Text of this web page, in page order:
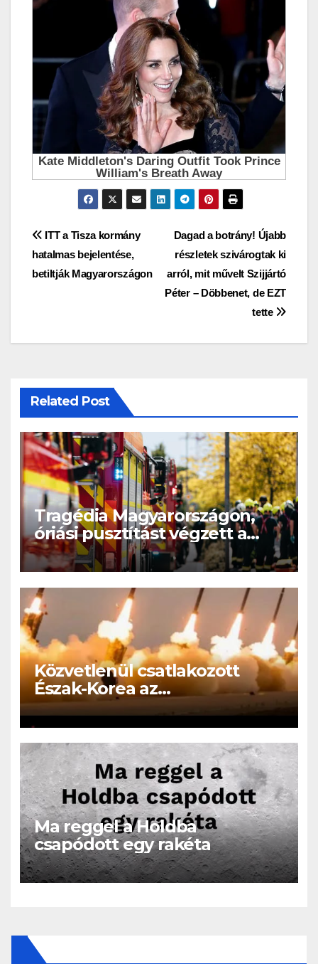
Bejegyzés
navigáció
Dagad a botrány! Újabb
részletek szivárogtak ki
arról, mit művelt Szijjártó
Péter – Döbbenet, de EZT
tette
ITT a Tisza kormány
hatalmas bejelentése,
betiltják Magyarországon
Related Post
Tragédia Magyarországon,
óriási pusztítást végzett a
tűzvész: leégett házak,
menekülő emberek – videó
Közvetlenül csatlakozott
Észak-Korea az
Oroszországban folyó
háborúhoz!
Ma reggel a Holdba
csapódott egy rakéta